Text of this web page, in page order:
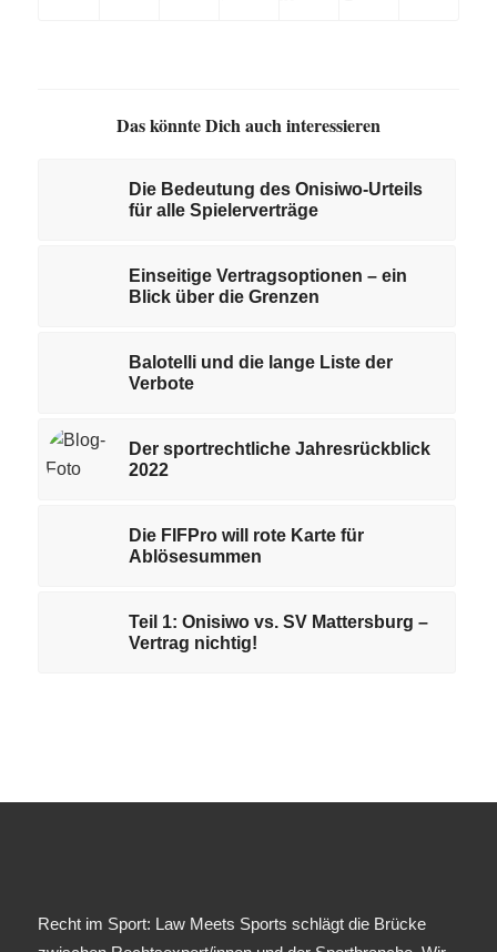
Das könnte Dich auch interessieren
Die Bedeutung des Onisiwo-Urteils
für alle Spielerverträge
Einseitige Vertragsoptionen – ein
Blick über die Grenzen
Balotelli und die lange Liste der
Verbote
Der sportrechtliche Jahresrückblick
2022
Die FIFPro will rote Karte für
Ablösesummen
Teil 1: Onisiwo vs. SV Mattersburg –
Vertrag nichtig!
Recht im Sport: Law Meets Sports schlägt die Brücke